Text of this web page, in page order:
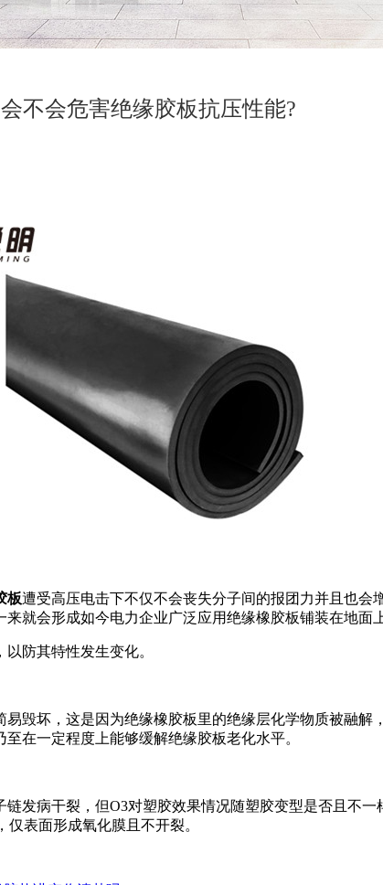
不会危害绝缘胶板抗压性能?
板遭受高压电击下不仅不会丧失分子间的报团力并且也
就会形成如今电力企业广泛应用绝缘橡胶板铺装在地面
防其特性发生变化。
毁坏，这是因为绝缘橡胶板里的绝缘层化学物质被融
在一定程度上能够缓解绝缘胶板老化水平。
发病干裂，但O3对塑胶效果情况随塑胶变型是否且不
表面形成氧化膜且不开裂。